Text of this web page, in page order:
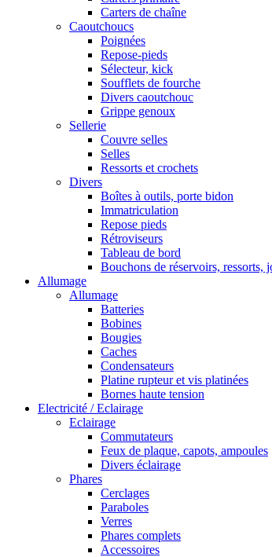
Carters de chaîne
Caoutchoucs
Poignées
Repose-pieds
Sélecteur, kick
Soufflets de fourche
Divers caoutchouc
Grippe genoux
Sellerie
Couvre selles
Selles
Ressorts et crochets
Divers
Boîtes à outils, porte bidon
Immatriculation
Repose pieds
Rétroviseurs
Tableau de bord
Bouchons de réservoirs, ressorts,
Allumage
Allumage
Batteries
Bobines
Bougies
Caches
Condensateurs
Platine rupteur et vis platinées
Bornes haute tension
Electricité / Eclairage
Eclairage
Commutateurs
Feux de plaque, capots, ampoules
Divers éclairage
Phares
Cerclages
Paraboles
Verres
Phares complets
Accessoires